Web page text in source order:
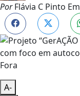
PorFlávia C Pinto Em
A-